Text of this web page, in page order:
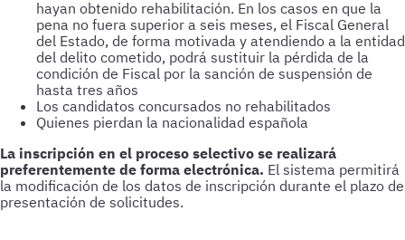
hayan obtenido rehabilitación. En los casos en que la
pena no fuera superior a seis meses, el Fiscal General
del Estado, de forma motivada y atendiendo a la entidad
del delito cometido, podrá sustituir la pérdida de la
condición de Fiscal por la sanción de suspensión de
hasta tres años
Los candidatos concursados no rehabilitados
Quienes pierdan la nacionalidad española
La inscripción en el proceso selectivo se realizará
preferentemente de forma electrónica. El sistema permitirá
la modificación de los datos de inscripción durante el plazo de
presentación de solicitudes.